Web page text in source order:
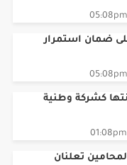
ضمان استمرار
كشركة وطنية
تعلنان